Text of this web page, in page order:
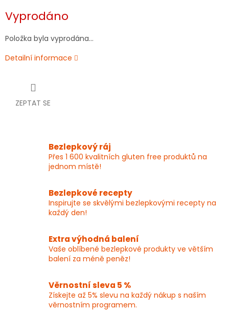
Vyprodáno
Položka byla vyprodána…
Detailní informace
ZEPTAT SE
Bezlepkový ráj
Přes 1 600 kvalitních gluten free produktů na
jednom místě!
Bezlepkové recepty
Inspirujte se skvělými bezlepkovými recepty na
každý den!
Extra výhodná balení
Vaše oblíbené bezlepkové produkty ve větším
balení za méně peněz!
Věrnostní sleva 5 %
Získejte až 5% slevu na každý nákup s naším
věrnostním programem.